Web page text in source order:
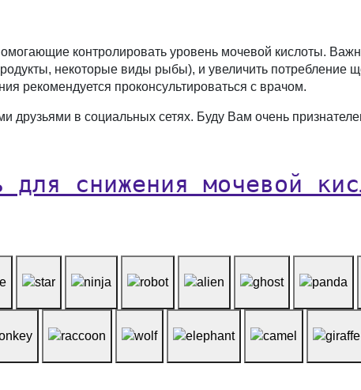
контролировать уровень мочевой кислоты.
некоторые виды рыбы), и увеличить потребление
рекомендуется проконсультироваться с врачом.
друзьями в социальных сетях. Буду Вам очень
для снижения мочевой